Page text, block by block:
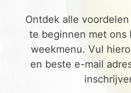
Ontdek alle
te beginnen met ons
weekmenu. Vul
en beste e-mail